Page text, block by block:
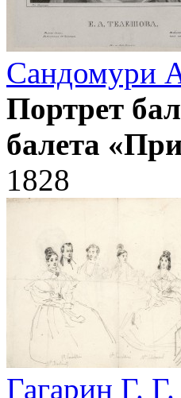
Сандомури
Портрет
балета
1828
Гагарин Г. Г.